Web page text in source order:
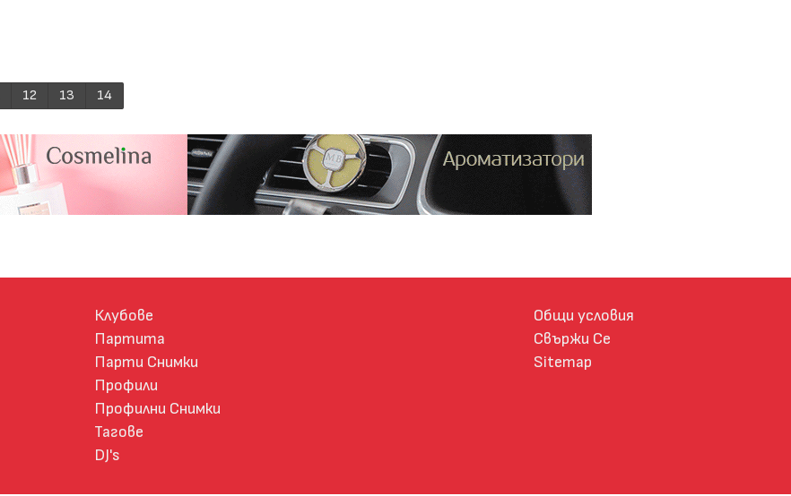
12 13 14
Клубове
Партита
Парти Снимки
Профили
Профилни Снимки
Тагове
DJ's
Общи условия
Свържи Се
Sitemap